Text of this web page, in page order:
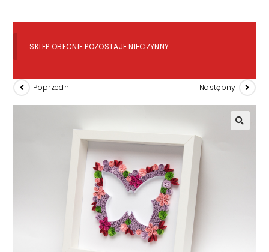
SKLEP OBECNIE POZOSTAJE NIECZYNNY.
Poprzedni Następny